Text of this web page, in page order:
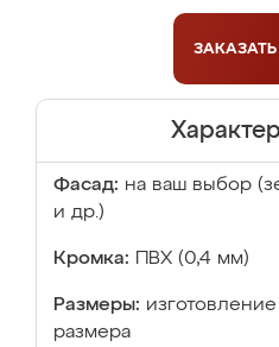
ЗАКАЗАТЬ
Фасад: на ваш выбор
и др.)
Кромка: ПВХ (0,4 мм)
Размеры:
размера